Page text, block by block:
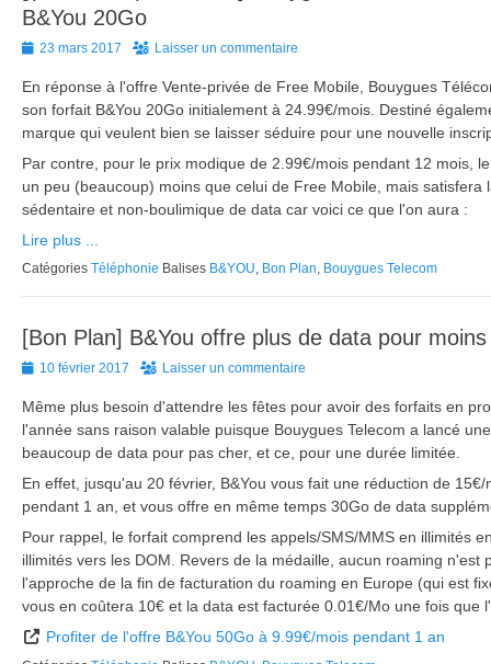
B&You 20Go
Posted
23 mars 2017 Laisser un commentaire
En réponse à l'offre Vente-privée de Free Mobile, Bouygues
son forfait B&You 20Go initialement à 24.99€/mois. Destiné
marque qui veulent bien se laisser séduire pour une nouvelle
Par contre, pour le prix modique de 2.99€/mois pendant 12 mois,
un peu (beaucoup) moins que celui de Free Mobile, mais satisfera
sédentaire et non-boulimique de data car voici ce que l'on aura :
Lire plus ...
Catégories Téléphonie Balises B&YOU, Bon Plan, Bouygues Telecom
[Bon Plan] B&You offre plus de data pour
Posted10 février 2017 Laisser un commentaire
Même plus besoin d'attendre les fêtes pour avoir des forfaits en
l'année sans raison valable puisque Bouygues Telecom a lancé
beaucoup de data pour pas cher, et ce, pour une durée limitée.
En effet, jusqu'au 20 février, B&You vous fait une réduction de
pendant 1 an, et vous offre en même temps 30Go de data
Pour rappel, le forfait comprend les appels/SMS/MMS en illimités
illimités vers les DOM. Revers de la médaille, aucun roaming n'est
l'approche de la fin de facturation du roaming en Europe (qui est
vous en coûtera 10€ et la data est facturée 0.01€/Mo une fois que
Profiter de l'offre B&You 50Go à 9.99€/mois pendant 1 an